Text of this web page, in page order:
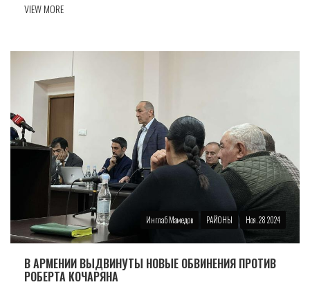
VIEW MORE
Инглаб Мамедов РАЙОНЫ Ноя. 28 2024
В АРМЕНИИ ВЫДВИНУТЫ НОВЫЕ ОБВИНЕНИЯ ПРОТИВ
РОБЕРТА КОЧАРЯНА